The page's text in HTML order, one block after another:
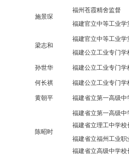
施景琛
福州苍霞精舍监督
福建官立中等工业学
梁志和
福建官立中等工业学
福建公立工业专门学
孙世华 福建公立工业专门学
何长祺 福建公立工业专门学
黄朝平 福建省立第一高级
陈昭时
福建省立第一高级
福建省立理工中学校
福建省立福州工业职
福建省立高级中学校